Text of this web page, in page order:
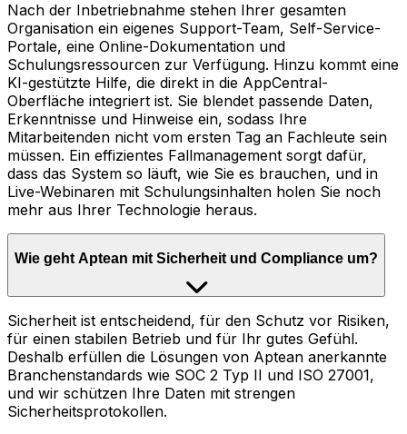
Nach der Inbetriebnahme stehen Ihrer gesamten
Organisation ein eigenes Support-Team, Self-Service-
Portale, eine Online-Dokumentation und
Schulungsressourcen zur Verfügung. Hinzu kommt eine
KI-gestützte Hilfe, die direkt in die AppCentral-
Oberfläche integriert ist. Sie blendet passende Daten,
Erkenntnisse und Hinweise ein, sodass Ihre
Mitarbeitenden nicht vom ersten Tag an Fachleute sein
müssen. Ein effizientes Fallmanagement sorgt dafür,
dass das System so läuft, wie Sie es brauchen, und in
Live-Webinaren mit Schulungsinhalten holen Sie noch
mehr aus Ihrer Technologie heraus.
Wie geht Aptean mit Sicherheit und Compliance um?
Sicherheit ist entscheidend, für den Schutz vor Risiken,
für einen stabilen Betrieb und für Ihr gutes Gefühl.
Deshalb erfüllen die Lösungen von Aptean anerkannte
Branchenstandards wie SOC 2 Typ II und ISO 27001,
und wir schützen Ihre Daten mit strengen
Sicherheitsprotokollen.